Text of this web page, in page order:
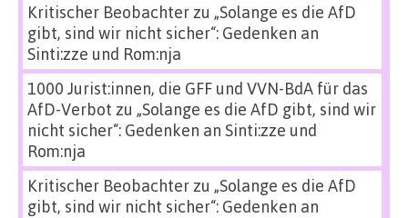
Kritischer Beobachterzu „Solange es die AfD
gibt, sind wir nicht sicher“: Gedenken an
Sinti:zze und Rom:nja
1000 Jurist:innen, die GFF und VVN-BdA für das
AfD-Verbot zu „Solange es die AfD gibt, sind wir
nicht sicher“: Gedenken an Sinti:zze und
Rom:nja
Kritischer Beobachterzu „Solange es die AfD
gibt, sind wir nicht sicher“: Gedenken an